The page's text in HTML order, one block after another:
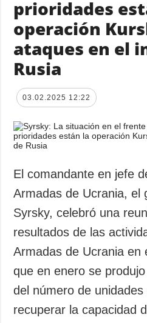
Guerra
Reconstrucción
de Ucrania
Política
Economía
Defensa
Sociedad y
Cultura
Crimen
Desastres y
emergencias
ADICIONAL
Podcasts
Publicaciones
Entrevistas
Fotos
prioridades
operación
ataques en el
Rusia
03.02.2025 12:22
El comandante en jefe
Armadas de Ucrania, el
Syrsky, celebró una
resultados de las
Armadas de Ucrania en
que en enero se
del número de
recuperar la capacidad